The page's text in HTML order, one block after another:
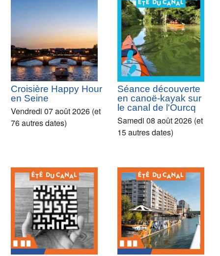
Croisière Happy Hour
en Seine
Vendredi 07 août 2026 (et
76 autres dates)
Séance découverte
en canoë-kayak sur
le canal de l'Ourcq
Samedi 08 août 2026 (et
15 autres dates)